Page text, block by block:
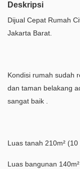
Deskripsi
Dijual Cepat Rumah
Jakarta Barat.
Kondisi rumah sudah
dan taman belakang
sangat baik .
Luas tanah 210m² (10
Luas bangunan 140m²